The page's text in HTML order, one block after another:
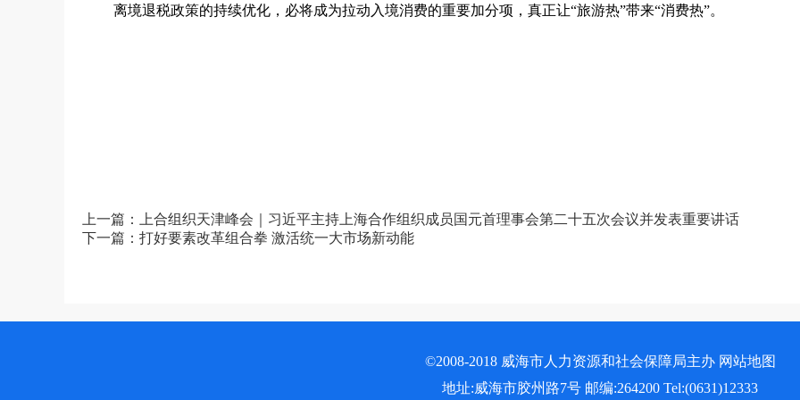
离境退税政策的持续优化，必将成为拉动入境消费的重要加分项，真正让“旅游热”带来“消费热”。
上一篇：上合组织天津峰会｜习近平主持上海合作组织成员国元首理事会第二十五次会议并发表重要讲话
下一篇：打好要素改革组合拳 激活统一大市场新动能
©2008-2018 威海市人力资源和社会保障局主办 网站地图
地址:威海市胶州路7号 邮编:264200 Tel:(0631)12333